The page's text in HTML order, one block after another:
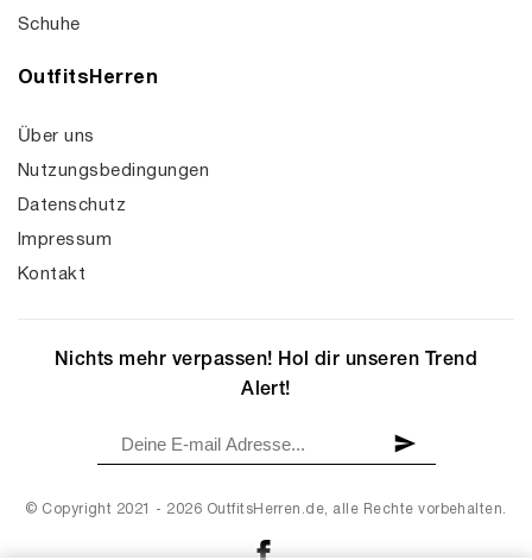
Schuhe
OutfitsHerren
Über uns
Nutzungsbedingungen
Datenschutz
Impressum
Kontakt
© Copyright 2021 - 2026 OutfitsHerren.de, alle Rechte vorbehalten.
Nichts mehr verpassen! Hol dir unseren Trend
Alert!